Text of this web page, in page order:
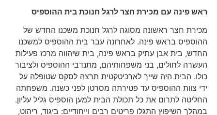
ראש פינה עם מכירת חצר לרגל חנוכת בית ההוספיס
מכירת חצר ראשונה מסוגה לרגל חנוכת משכנו החדש של
ההוספיס בראש פינה. לאחרונה עבר בית ההוספיס למשכנו
החדש, בית אבן עתיק בראש פינה, בית שיהווה מרכז פעילות
העשרה לחולים, בני משפחותיהם, מתנדבי ההוספיס ולציבור
כולו. הבית היה שייך לארכיטקטית תרצה לסקס שטופלה על
ידי צוות ההוספיס עד פטירתה מסרטן לפני כשנה. משפחתה
החליטה לתרום את כל תכולת הבית למען הוספיס גליל עליון.
במהלך השיפוץ התגלו פריטים רבים וייחודיים: ביגוד, ריהוט,